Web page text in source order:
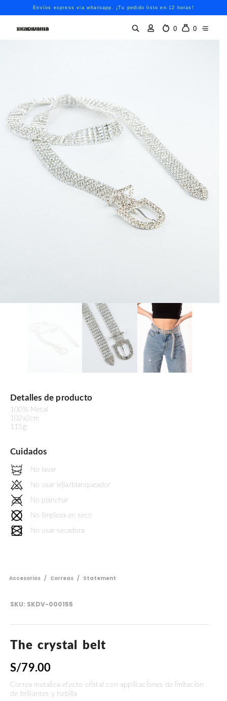
Envíos express via whatsapp. ¡Tu pedido listo en 12 horas!
0 0
Detalles de producto
100% Metal
102x2cm
115g
Cuidados
No lavar
No usar lejía/blanqueador
No planchar
No limpieza en seco
No usar secadora
Accesorios / Correas / Statement
SKU: SKDV-000155
The crystal belt
S/79.00
Correa metalica efecto cristal con applicaciones de imitacion
de brillantes y hebilla